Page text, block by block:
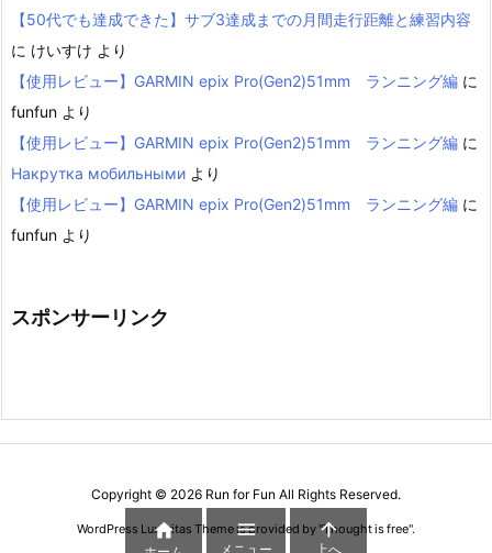
【50代でも達成できた】サブ3達成までの月間走行距離と練習内容
に けいすけ より
【使用レビュー】GARMIN epix Pro(Gen2)51mm ランニング編 に
funfun より
【使用レビュー】GARMIN epix Pro(Gen2)51mm ランニング編 に
Накрутка мобильными より
【使用レビュー】GARMIN epix Pro(Gen2)51mm ランニング編 に
funfun より
スポンサーリンク
Copyright © 2026 Run for Fun All Rights Reserved.
WordPress Luxeritas Theme is provided by "Thought is free".
 
メニュー

上へ